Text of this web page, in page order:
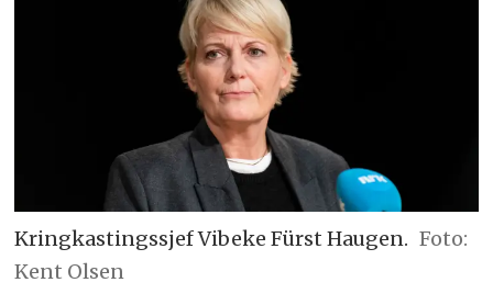
Kringkastingssjef Vibeke Fürst Haugen. Foto:
Kent Olsen